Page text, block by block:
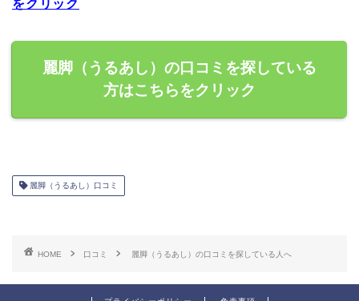
をクリック
麗脚（うるあし）の口コミを探している
方はこちらをクリック
麗脚（うるあし）口コミ
HOME 口コミ 麗脚（うるあし）の口コミを探している人へ